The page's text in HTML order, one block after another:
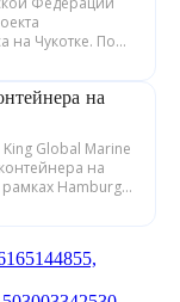
на Чукотке. По
на
Global Marine
на
рамках Hamburg